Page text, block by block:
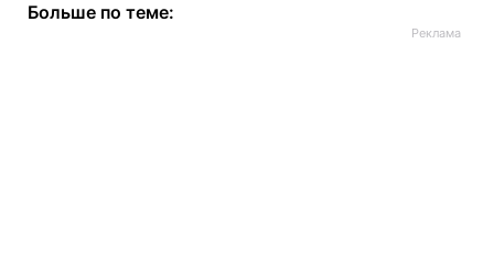
Больше по теме: